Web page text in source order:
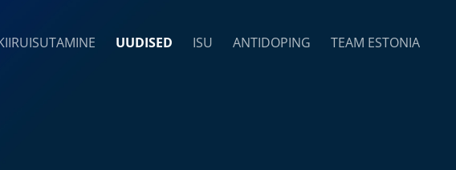
UUDISED ISU ANTIDOPING TEAM ESTONIA